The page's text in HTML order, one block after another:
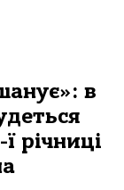
в
річниці